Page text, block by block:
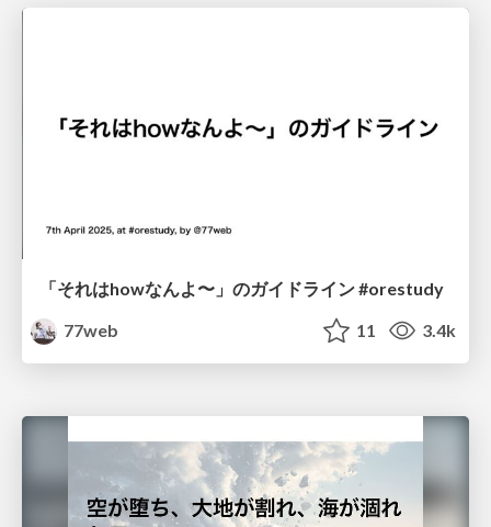
「それはhowなんよ〜」のガイドライン #orestudy
77web
11 3.4k